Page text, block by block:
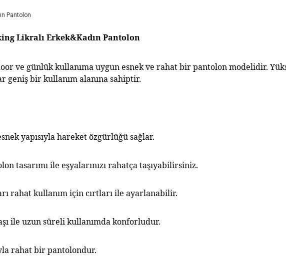
Pantolon
Likralı Erkek&Kadın Pantolon
ve günlük kullanıma uygun esnek ve rahat bir pantolon modelidir.
bir kullanım alanına sahiptir.
yapısıyla hareket özgürlüğü sağlar.
tasarımı ile eşyalarınızı rahatça taşıyabilirsiniz.
rahat kullanım için cırtları ile ayarlanabilir.
ile uzun süreli kullanımda konforludur.
rahat bir pantolondur.